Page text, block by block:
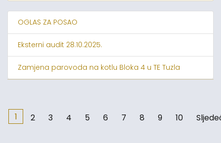
OGLAS ZA POSAO
Eksterni audit 28.10.2025.
Zamjena parovoda na kotlu Bloka 4 u TE Tuzla
1 2 3 4 5 6 7 8 9 10